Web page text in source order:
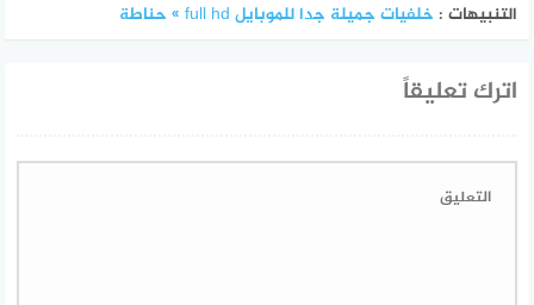
التنبيهات : خلفيات جميلة جدا للموبايل full hd » حناطة
اترك تعليقاً